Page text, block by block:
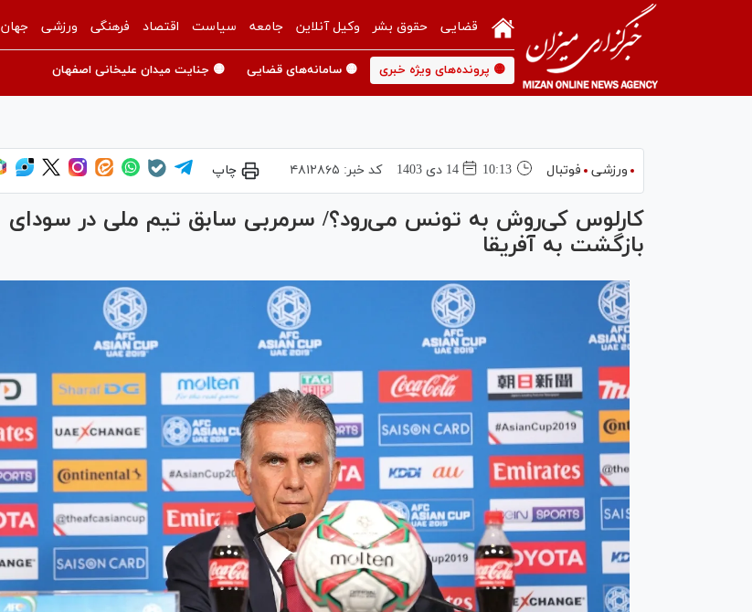
قضایی حقوق بشر وکیل آنلاین جامعه سیاست اقتصاد فرهنگی ورزشی جهان
🟡 پرونده‌های ویژه خبری 🟡 سامانه‌های قضایی 🟡 جنایت میدان علیخانی اصفهان
ورزشی فوتبال 10:13 14 دی 1403 کد خبر: ۴۸۱۲۸۶۵ چاپ
کارلوس کی‌روش به تونس می‌رود؟/ سرمربی سابق تیم ملی در سودای
بازگشت به آفریقا